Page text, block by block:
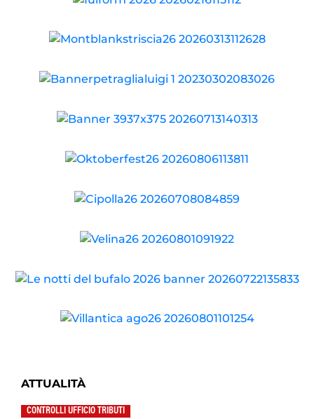
ATTUALITÀ
CONTROLLI UFFICIO TRIBUTI